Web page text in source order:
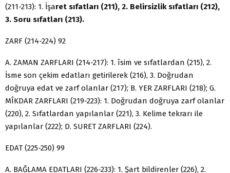
(211-213): 1. İşa­ret sıfatları (211), 2. Belirsizlik sıfatları (212),
3. Soru sıfatları (213).
ZARF (214-224) 92
A. ZAMAN ZARFLARI (214-217): 1. îsim ve sıfatlardan (215), 2.
İsme son çekim edatları getirilerek (216), 3. Doğrudan
doğruya edat ve zarf olanlar (217); B. YER ZARFLARI (218); G.
MÎKDAR ZARFLARI (219-223): 1. Doğ­rudan doğruya zarf olanlar
(220), 2. Sıfatlardan yapılanlar (221), 3. Kelime tek­rarı ile
yapılanlar (222); D. SURET ZARFLARI (224).
EDAT (225-250) 99
A. BAĞLAMA EDATLARI (226-233): 1. Şart bildirenler (226), 2.